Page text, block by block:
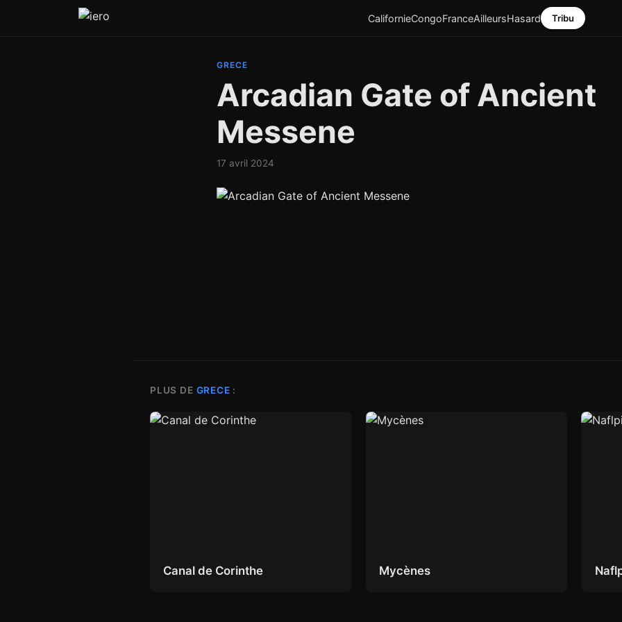
CalifornieCongoFranceAilleursHasard Tribu
GRECE
Arcadian Gate of Ancient
Messene
17 avril 2024
PLUS DE GRECE :
Canal de Corinthe Mycènes